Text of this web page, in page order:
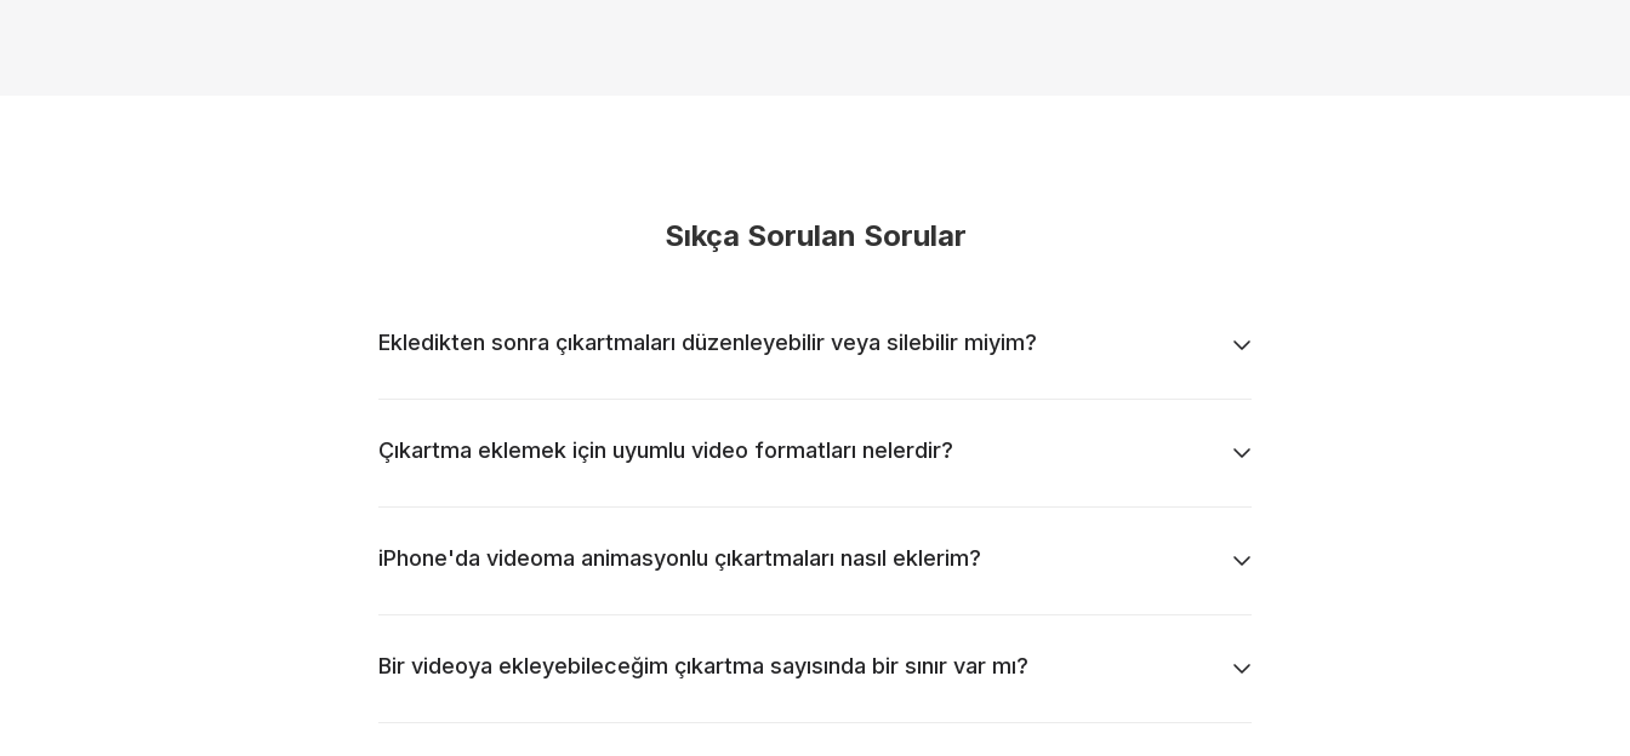
Sıkça Sorulan Sorular
Ekledikten sonra çıkartmaları düzenleyebilir veya silebilir miyim?
Çıkartma eklemek için uyumlu video formatları nelerdir?
iPhone'da videoma animasyonlu çıkartmaları nasıl eklerim?
Bir videoya ekleyebileceğim çıkartma sayısında bir sınır var mı?